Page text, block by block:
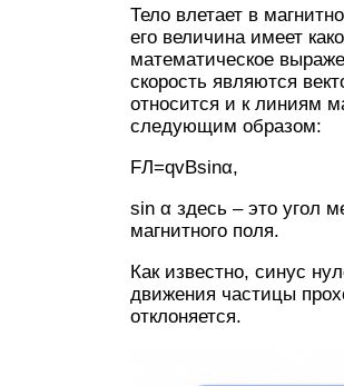
Тело влетает в
его величина имеет
математическое
скорость являются
относится и к линиям
следующим образом:
FЛ=qvBsinα,
sin α здесь – это угол
магнитного поля.
Как известно, синус
движения частицы
отклоняется.